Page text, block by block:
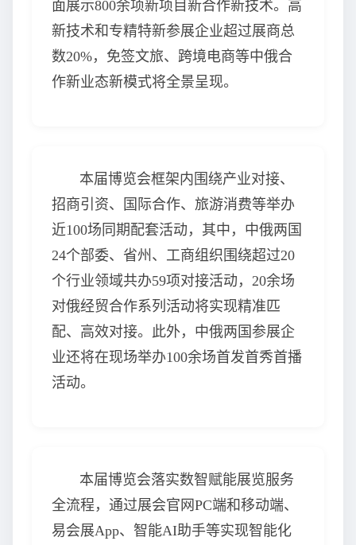
面展示800余项新项目新合作新技术。高
新技术和专精特新参展企业超过展商总
数20%，免签文旅、跨境电商等中俄合
作新业态新模式将全景呈现。
本届博览会框架内围绕产业对接、
招商引资、国际合作、旅游消费等举办
近100场同期配套活动，其中，中俄两国
24个部委、省州、工商组织围绕超过20
个行业领域共办59项对接活动，20余场
对俄经贸合作系列活动将实现精准匹
配、高效对接。此外，中俄两国参展企
业还将在现场举办100余场首发首秀首播
活动。
本届博览会落实数智赋能展览服务
全流程，通过展会官网PC端和移动端、
易会展App、智能AI助手等实现智能化